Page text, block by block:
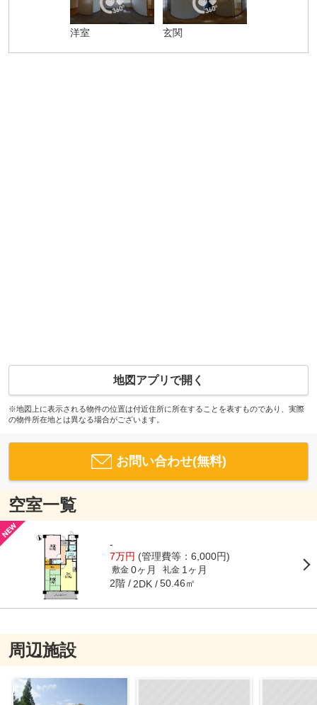
洋室 玄関
地図アプリで開く
※地図上に表示される物件の位置は付近住所に所在することを表すものであり、実際
の物件所在地とは異なる場合がございます。
お問い合わせ(無料)
空室一覧
-
7万円 (管理費等：6,000円)
敷金 0ヶ月 礼金 1ヶ月
2階 2DK 50.46㎡
周辺施設